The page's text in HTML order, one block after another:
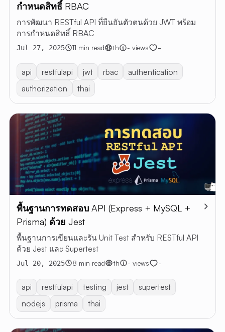
กำหนดสิทธิ์ RBAC
การพัฒนา RESTful API ที่ยืนยันตัวตนด้วย JWT พร้อม
การกำหนดสิทธิ์ RBAC
Jul 27, 2025 11 min read th - views -
api restfulapi jwt rbac
authentication
authorization
thai
พื้นฐานการทดสอบ API (Express + MySQL +
Prisma) ด้วย Jest
พื้นฐานการเขียนและรัน Unit Test สำหรับ RESTful API
ด้วย Jest และ Supertest
Jul 20, 2025 8 min read th - views -
api restfulapi testing jest
supertest
nodejs
prisma thai